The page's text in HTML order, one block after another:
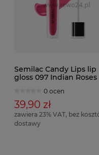
Semilac Candy Lips lip
gloss 097 Indian Roses
0 ocen
39,90 zł
zawiera 23% VAT, bez
dostawy